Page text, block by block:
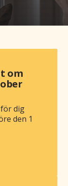
om
dig
den 1